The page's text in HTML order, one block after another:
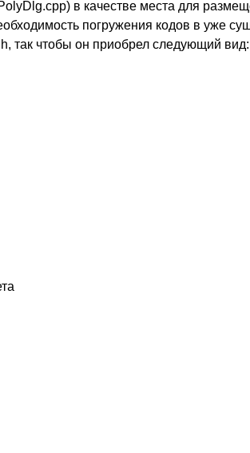
в качестве места для
погружения кодов в уже
так чтобы он приобрел следующий вид: